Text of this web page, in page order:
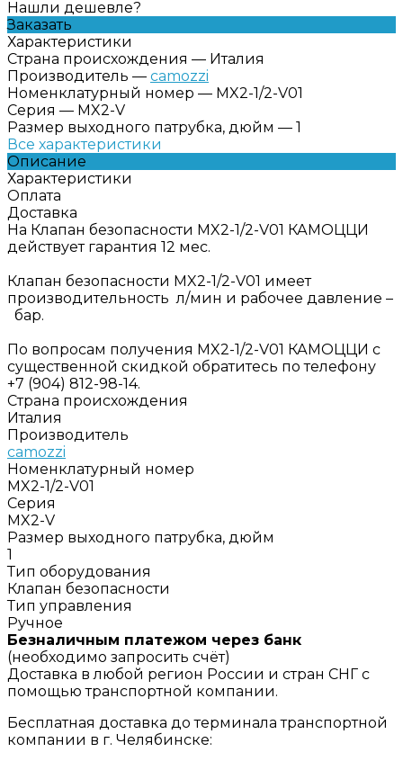
Нашли дешевле?
Заказать
Характеристики
Страна происхождения — Италия
Производитель — camozzi
Номенклатурный номер — MX2-1/2-V01
Серия — MX2-V
Размер выходного патрубка, дюйм — 1
Все характеристики
Описание
Характеристики
Оплата
Доставка
На Клапан безопасности MX2-1/2-V01 КАМОЦЦИ
действует гарантия 12 мес.
Клапан безопасности MX2-1/2-V01 имеет
производительность л/мин и рабочее давление –
бар.
По вопросам получения MX2-1/2-V01 КАМОЦЦИ с
существенной скидкой обратитесь по телефону
+7 (904) 812-98-14.
Страна происхождения
Италия
Производитель
camozzi
Номенклатурный номер
MX2-1/2-V01
Серия
MX2-V
Размер выходного патрубка, дюйм
1
Тип оборудования
Клапан безопасности
Тип управления
Ручное
Безналичным платежом через банк
(необходимо запросить счёт)
Доставка в любой регион России и стран СНГ с
помощью транспортной компании.
Бесплатная доставка до терминала транспортной
компании в г. Челябинске: